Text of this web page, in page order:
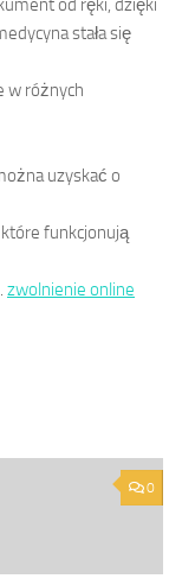
od ręki, dzięki
stała się
w różnych
uzyskać o
które funkcjonują
zwolnienie online
0